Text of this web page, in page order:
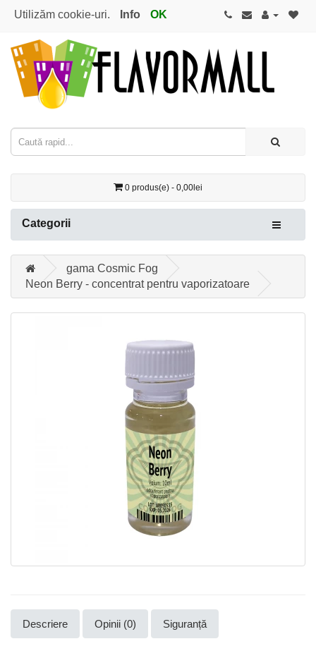
Utilizăm cookie-uri. Info OK
0 produs(e) - 0,00lei
Categorii
gama Cosmic Fog
Neon Berry - concentrat pentru vaporizatoare
Descriere Opinii (0) Siguranță